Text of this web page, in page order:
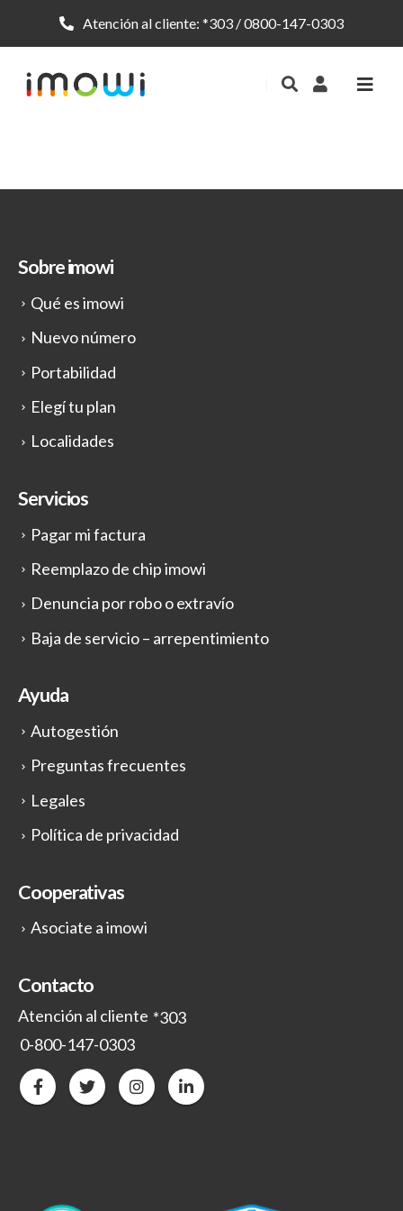
Atención al cliente: *303 /0800-147-0303
Sobre imowi
Qué es imowi
Nuevo número
Portabilidad
Elegí tu plan
Localidades
Servicios
Pagar mi factura
Reemplazo de chip imowi
Denuncia por robo o extravío
Baja de servicio – arrepentimiento
Ayuda
Autogestión
Preguntas frecuentes
Legales
Política de privacidad
Cooperativas
Asociate a imowi
Contacto
Atención al cliente *303
0-800-147-0303